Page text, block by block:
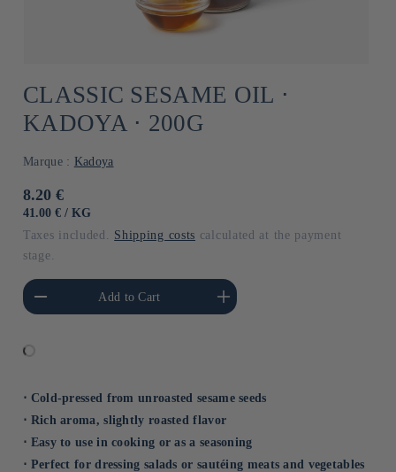
CLASSIC SESAME OIL ⋅
KADOYA ⋅ 200G
Marque : Kadoya
Usual
price
8.20 €
UNIT
41.00 € / BY
KG
Taxes included. Shipping costs calculated at the payment
stage.
amount of Default
Title
Add to Cart
Increase the amount of Default
Title
⋅ Cold-pressed from unroasted sesame seeds
⋅ Rich aroma, slightly roasted flavor
⋅ Easy to use in cooking or as a seasoning
⋅ Perfect for dressing salads or sautéing meats and vegetables